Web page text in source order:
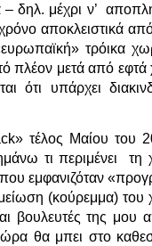
– δηλ. μέχρι ν’
χρόνο αποκλειστικά
τρόικα
πλέον μετά από
ότι υπάρχει
τέλος Μαίου του
τι περιμένει
εμφανιζόταν
(κούρεμμα) του
της μου
θα μπει στο